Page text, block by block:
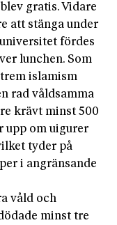
gratis. Vidare
att stänga under
fördes
lunchen. Som
islamism
rad våldsamma
krävt minst 500
upp om uigurer
tyder på
i angränsande
våld och
minst tre